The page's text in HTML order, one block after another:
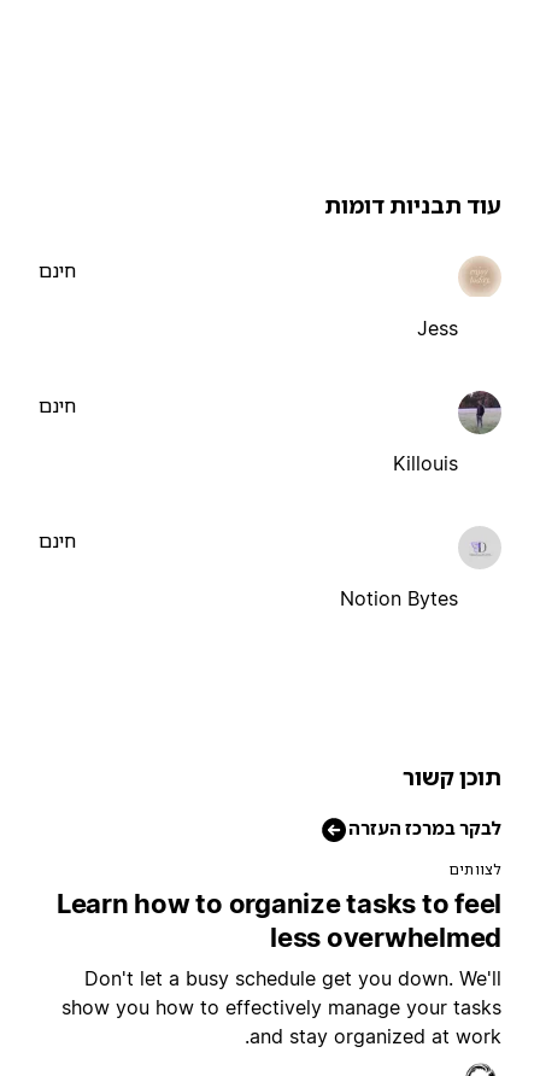
תבניות דומות
Killouis
Notion Bytes
קשור
במרכז העזרה
Learn how to organize tasks to
less
Don't let a busy schedule get you down.
show you how to effectively manage your
and stay organized at